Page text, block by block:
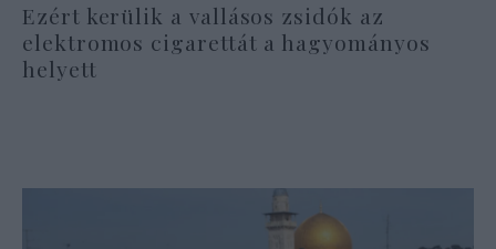
Ezért kerülik a vallásos zsidók az
elektromos cigarettát a hagyományos
helyett